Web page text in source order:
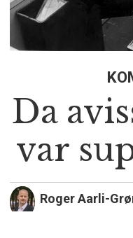
Da
var
Roger Aarli-